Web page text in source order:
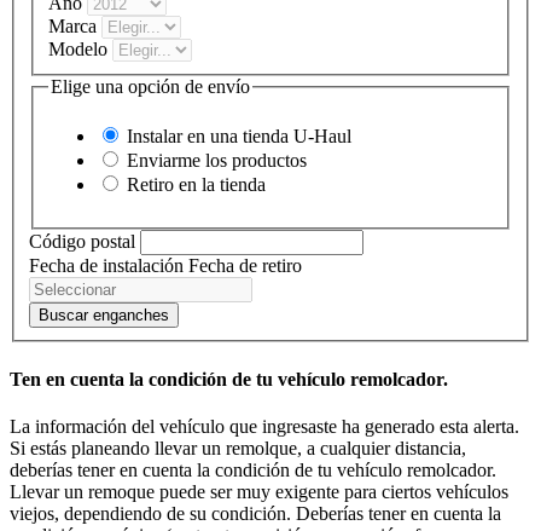
Marca
Modelo
Elige una opción de envío
Instalar en una tienda U-Haul
Enviarme los productos
Retiro en la tienda
Código postal
Fecha de instalación Fecha de retiro
Buscar enganches
Ten en cuenta la condición de tu vehículo remolcador.
La información del vehículo que ingresaste ha generado esta alerta.
Si estás planeando llevar un remolque, a cualquier distancia,
deberías tener en cuenta la condición de tu vehículo remolcador.
Llevar un remoque puede ser muy exigente para ciertos vehículos
viejos, dependiendo de su condición. Deberías tener en cuenta la